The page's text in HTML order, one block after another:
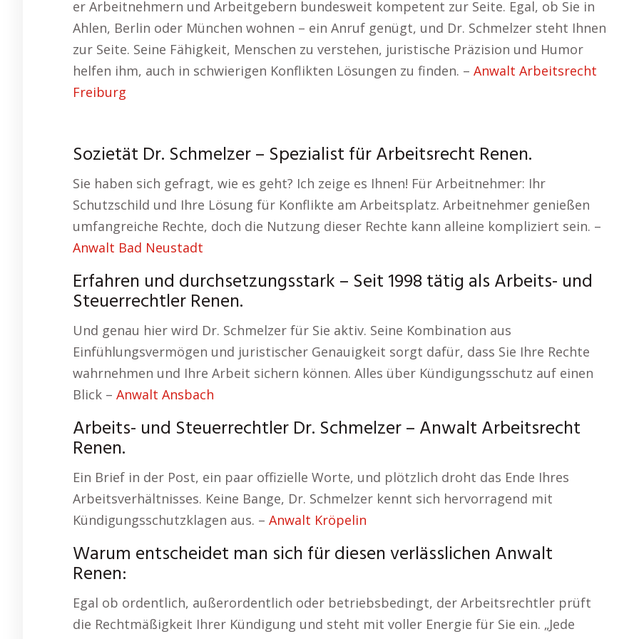
er Arbeitnehmern und Arbeitgebern bundesweit kompetent zur Seite. Egal, ob Sie in
Ahlen, Berlin oder München wohnen – ein Anruf genügt, und Dr. Schmelzer steht Ihnen
zur Seite. Seine Fähigkeit, Menschen zu verstehen, juristische Präzision und Humor
helfen ihm, auch in schwierigen Konflikten Lösungen zu finden. – Anwalt Arbeitsrecht
Freiburg
Sozietät Dr. Schmelzer – Spezialist für Arbeitsrecht Renen.
Sie haben sich gefragt, wie es geht? Ich zeige es Ihnen! Für Arbeitnehmer: Ihr
Schutzschild und Ihre Lösung für Konflikte am Arbeitsplatz. Arbeitnehmer genießen
umfangreiche Rechte, doch die Nutzung dieser Rechte kann alleine kompliziert sein. –
Anwalt Bad Neustadt
Erfahren und durchsetzungsstark – Seit 1998 tätig als Arbeits- und
Steuerrechtler Renen.
Und genau hier wird Dr. Schmelzer für Sie aktiv. Seine Kombination aus
Einfühlungsvermögen und juristischer Genauigkeit sorgt dafür, dass Sie Ihre Rechte
wahrnehmen und Ihre Arbeit sichern können. Alles über Kündigungsschutz auf einen
Blick – Anwalt Ansbach
Arbeits- und Steuerrechtler Dr. Schmelzer – Anwalt Arbeitsrecht
Renen.
Ein Brief in der Post, ein paar offizielle Worte, und plötzlich droht das Ende Ihres
Arbeitsverhältnisses. Keine Bange, Dr. Schmelzer kennt sich hervorragend mit
Kündigungsschutzklagen aus. – Anwalt Kröpelin
Warum entscheidet man sich für diesen verlässlichen Anwalt
Renen:
Egal ob ordentlich, außerordentlich oder betriebsbedingt, der Arbeitsrechtler prüft
die Rechtmäßigkeit Ihrer Kündigung und steht mit voller Energie für Sie ein. „Jede